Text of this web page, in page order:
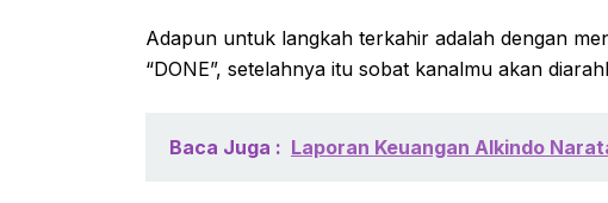
Adapun untuk langkah terkahir adalah dengan
“DONE”, setelahnya itu sobat kanalmu akan
Baca Juga : Laporan Keuangan Alkindo